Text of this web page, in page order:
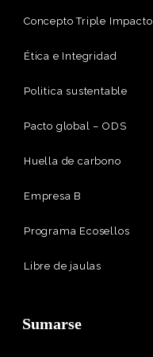
Concepto Triple Impacto
Ética e Integridad
Politica sustentable
Pacto global – ODS
Huella de carbono
Empresa B
Programa Ecosellos
Libre de jaulas
Sumarse